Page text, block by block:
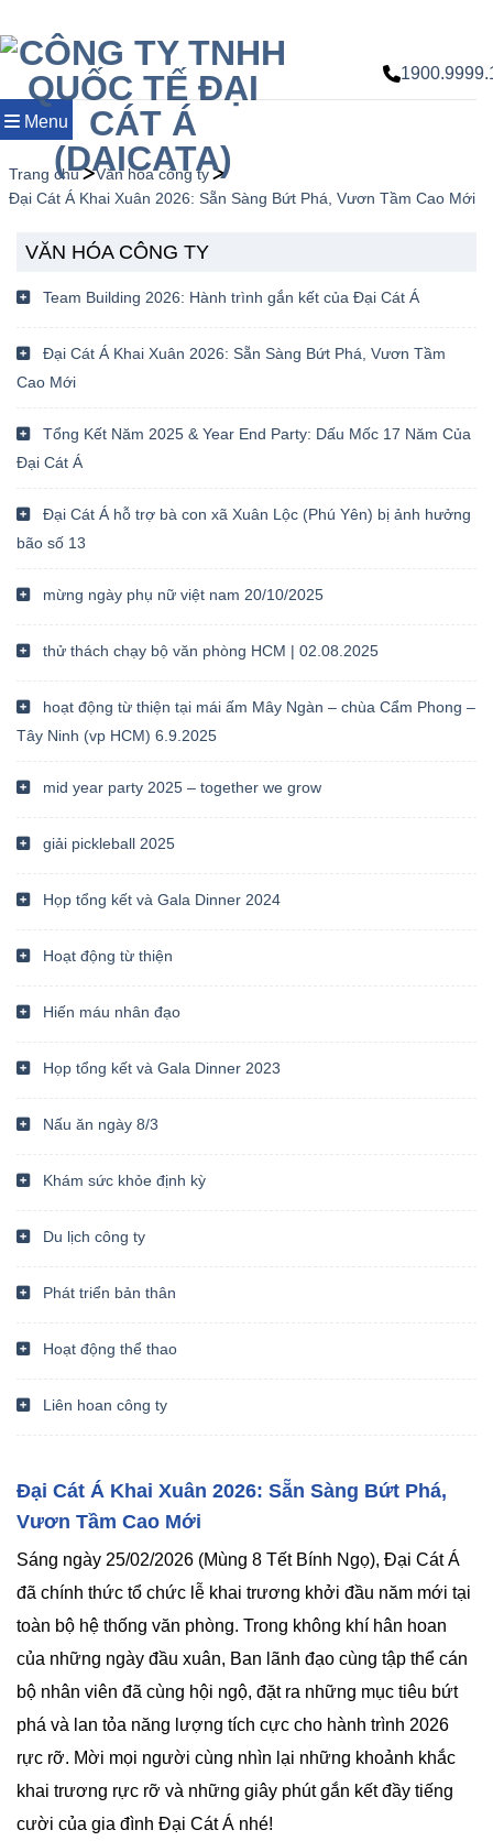
đến
nội
dung
Menu
Trang chủ
Văn hóa công ty
Đại Cát Á Khai Xuân 2026: Sẵn Sàng Bứt Phá, Vươn Tầm Cao Mới
VĂN HÓA CÔNG TY
Team Building 2026: Hành trình gắn kết của Đại Cát Á
Đại Cát Á Khai Xuân 2026: Sẵn Sàng Bứt Phá, Vươn Tầm
Cao Mới
Tổng Kết Năm 2025 & Year End Party: Dấu Mốc 17 Năm Của
Đại Cát Á
Đại Cát Á hỗ trợ bà con xã Xuân Lộc (Phú Yên) bị ảnh hưởng
bão số 13
mừng ngày phụ nữ việt nam 20/10/2025
thử thách chạy bộ văn phòng HCM | 02.08.2025
hoạt động từ thiện tại mái ấm Mây Ngàn – chùa Cẩm Phong –
Tây Ninh (vp HCM) 6.9.2025
mid year party 2025 – together we grow
giải pickleball 2025
Họp tổng kết và Gala Dinner 2024
Hoạt động từ thiện
Hiến máu nhân đạo
Họp tổng kết và Gala Dinner 2023
Nấu ăn ngày 8/3
Khám sức khỏe định kỳ
Du lịch công ty
Phát triển bản thân
Hoạt động thể thao
Liên hoan công ty
Đại Cát Á Khai Xuân 2026: Sẵn Sàng Bứt Phá,
Vươn Tầm Cao Mới
Sáng ngày 25/02/2026 (Mùng 8 Tết Bính Ngọ), Đại Cát Á
đã chính thức tổ chức lễ khai trương khởi đầu năm mới tại
toàn bộ hệ thống văn phòng. Trong không khí hân hoan
của những ngày đầu xuân, Ban lãnh đạo cùng tập thể cán
bộ nhân viên đã cùng hội ngộ, đặt ra những mục tiêu bứt
phá và lan tỏa năng lượng tích cực cho hành trình 2026
rực rỡ. Mời mọi người cùng nhìn lại những khoảnh khắc
khai trương rực rỡ và những giây phút gắn kết đầy tiếng
cười của gia đình Đại Cát Á nhé!